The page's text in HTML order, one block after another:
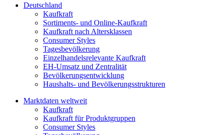
Deutschland
Kaufkraft
Sortiments- und Online-Kaufkraft
Kaufkraft nach Altersklassen
Consumer Styles
Tagesbevölkerung
Einzelhandelsrelevante Kaufkraft
EH-Umsatz und Zentralität
Bevölkerungsentwicklung
Haushalts- und Bevölkerungsstrukturen
Marktdaten weltweit
Kaufkraft
Kaufkraft für Produktgruppen
Consumer Styles